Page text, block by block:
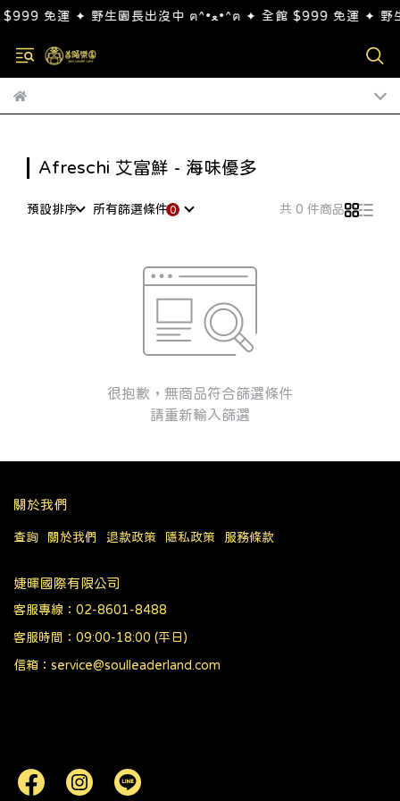
Afreschi 艾富鮮 - 海味優多
預設排序 所有篩選條件 共 0 件商品
很抱歉，無商品符合篩選條件
請重新輸入篩選
關於我們
查詢 關於我們 退款政策 隱私政策 服務條款
婕暉國際有限公司
客服專線：02-8601-8488
客服時間：09:00-18:00 (平日)
信箱：service@soulleaderland.com